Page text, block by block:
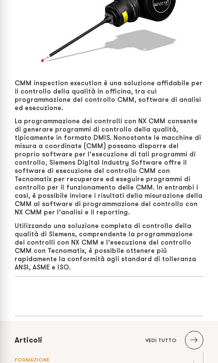
CMM inspection execution è una soluzione affidabile per
il controllo della qualità in officina, tra cui
programmazione del controllo CMM, software di analisi
ed esecuzione.
La programmazione dei controlli con NX CMM consente
di generare programmi di controllo della qualità,
tipicamente in formato DMIS. Nonostante le macchine di
misura a coordinate (CMM) possano disporre del
proprio software per l’esecuzione di tali programmi di
controllo, Siemens Digital Industry Software offre il
software di esecuzione del controllo CMM con
Tecnomatix per recuperare ed eseguire programmi di
controllo per il funzionamento delle CMM. In entrambi i
casi, è possibile inviare i risultati della misurazione della
CMM al software di programmazione del controllo con
NX CMM per l’analisi e il reporting.
Utilizzando una soluzione completa di controllo della
qualità di Siemens, comprendente la programmazione
dei controlli con NX CMM e l’esecuzione del controllo
CMM con Tecnomatix, è possibile ottenere più
rapidamente la conformità agli standard di tolleranza
ANSI, ASME e ISO.
Articoli VEDI TUTTO
FORMAZIONE